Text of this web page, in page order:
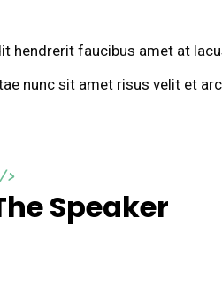
hendrerit faucibus amet at
nunc sit amet risus velit et
Speaker